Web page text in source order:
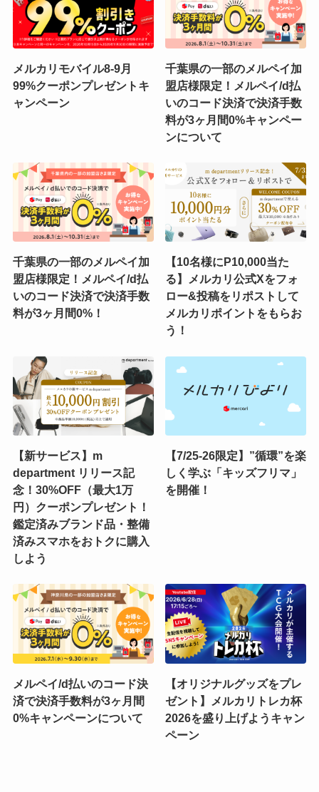
メルカリモバイル8-9月
99%クーポンプレゼントキ
ャンペーン
千葉県の一部のメルペイ加
盟店様限定！メルペイ/d払
いのコード決済で決済手数
料が3ヶ月間0%キャンペー
ンについて
千葉県の一部のメルペイ加
盟店様限定！メルペイ/d払
いのコード決済で決済手数
料が3ヶ月間0%！
【10名様にP10,000当た
る】メルカリ公式Xをフォ
ロー&投稿をリポストして
メルカリポイントをもらお
う！
【新サービス】m
department リリース記
念！30%OFF（最大1万
円）クーポンプレゼント！
鑑定済みブランド品・整備
済みスマホをおトクに購入
しよう
【7/25-26限定】”循環”を楽
しく学ぶ「キッズフリマ」
を開催！
メルペイ/d払いのコード決
済で決済手数料が3ヶ月間
0%キャンペーンについて
【オリジナルグッズをプレ
ゼント】メルカリトレカ杯
2026を盛り上げようキャン
ペーン